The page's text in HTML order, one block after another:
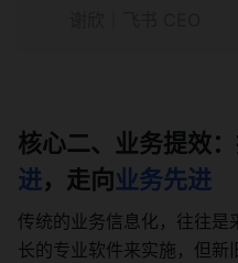
核心二、业务提效
进，走向业务先进
传统的业务信息化，往往是
长的专业软件来实施，但新